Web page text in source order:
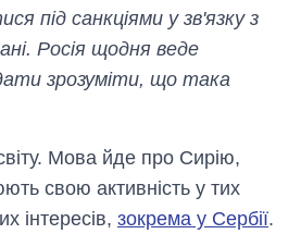
під санкціями у зв'язку з
Росія щодня веде
зрозуміти, що така
Мова йде про Сирію,
свою активність у тих
інтересів, зокрема у Сербії.